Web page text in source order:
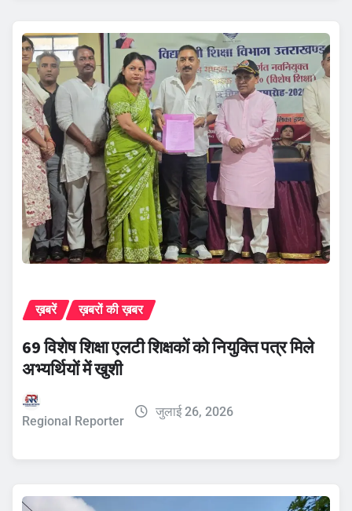
ख़बरें ख़बरों की ख़बर
69 विशेष शिक्षा एलटी शिक्षकों को नियुक्ति पत्र मिले
अभ्यर्थियों में खुशी
Regional Reporter
जुलाई 26, 2026